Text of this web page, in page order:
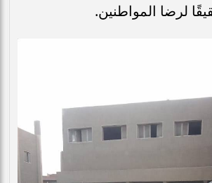
لرضا المواطنين.